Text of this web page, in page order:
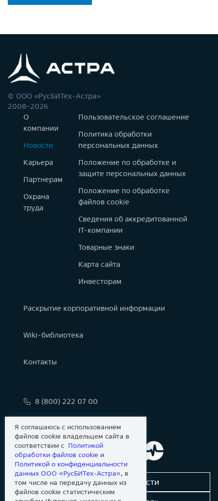
© ООО «РусБИТех-Астра»
2008-2026
О
компании
Новости
Карьера
Партнерам
Охрана
труда
Пользовательское соглашение
Политика обработки
персональных данных
Положение по обработке и
защите персональных данных
Положение по обработке
файлов cookie
Сведения об аккредитованной
IT-компании
Товарные знаки
Карта сайта
Инвесторам
Раскрытие корпоративной информации
Wiki-библиотека
Контакты
8 (800) 222 07 00
Сообщить об уязвимости
Я соглашаюсь с использованием
файлов cookie владельцем сайта в
соответствии с Политикой
обработки файлов сookie и
Политикой о конфиденциальности
данных ООО «РусБИТех-Астра», в
том числе на передачу данных из
файлов cookie статистическим